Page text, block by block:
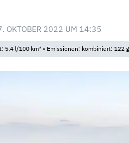
OKTOBER 2022 UM 14:35
5,4 l/100 km* • Emissionen: kombiniert: 122